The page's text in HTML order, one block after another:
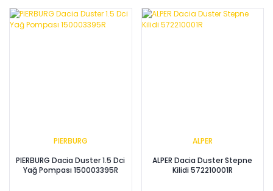
PIERBURG
PIERBURG Dacia Duster 1.5 Dci
Yağ Pompası 150003395R
ALPER
ALPER Dacia Duster Stepne
Kilidi 572210001R